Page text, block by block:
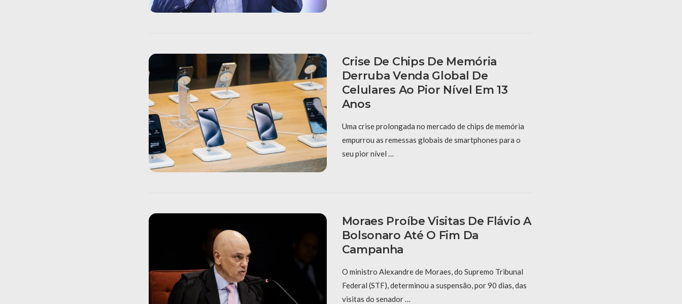
Crise De Chips De Memória
Derruba Venda Global De
Celulares Ao Pior Nível Em 13
Anos
Uma crise prolongada no mercado de chips de memória
empurrou as remessas globais de smartphones para o
seu pior nível …
Moraes Proíbe Visitas De Flávio A
Bolsonaro Até O Fim Da
Campanha
O ministro Alexandre de Moraes, do Supremo Tribunal
Federal (STF), determinou a suspensão, por 90 dias, das
visitas do senador …